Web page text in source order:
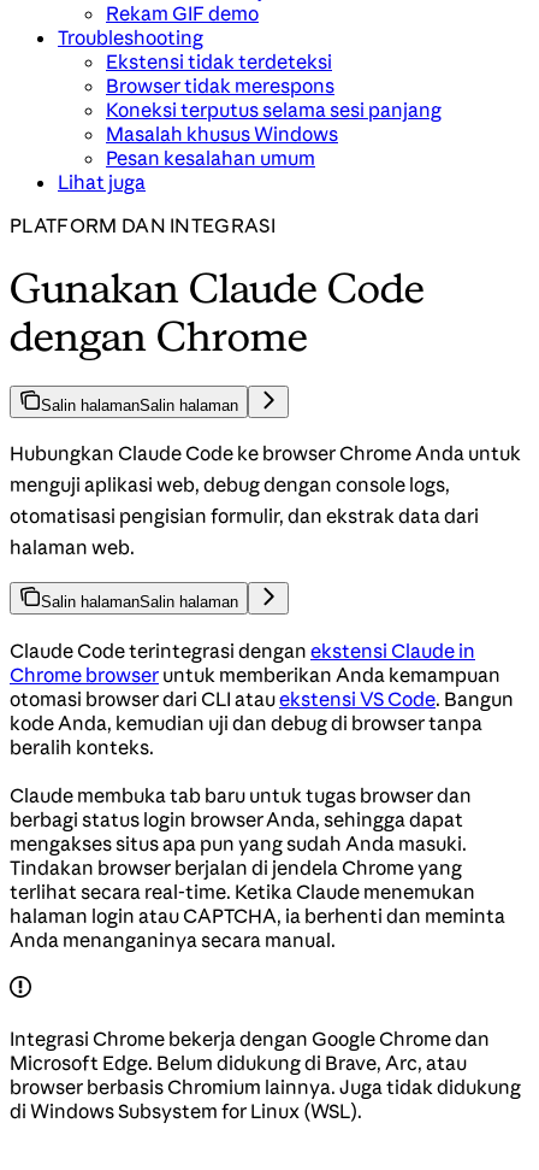
Rekam GIF demo
Troubleshooting
Ekstensi tidak terdeteksi
Browser tidak merespons
Koneksi terputus selama sesi panjang
Masalah khusus Windows
Pesan kesalahan umum
Lihat juga
PLATFORM DAN INTEGRASI
Gunakan Claude Code
dengan Chrome
Salin halamanSalin halaman
Hubungkan Claude Code ke browser Chrome Anda untuk
menguji aplikasi web, debug dengan console logs,
otomatisasi pengisian formulir, dan ekstrak data dari
halaman web.
Salin halamanSalin halaman
Claude Code terintegrasi dengan ekstensi Claude in
Chrome browser untuk memberikan Anda kemampuan
otomasi browser dari CLI atauekstensi VS Code. Bangun
kode Anda, kemudian uji dan debug di browser tanpa
beralih konteks.
Claude membuka tab baru untuk tugas browser dan
berbagi status login browser Anda, sehingga dapat
mengakses situs apa pun yang sudah Anda masuki.
Tindakan browser berjalan di jendela Chrome yang
terlihat secara real-time. Ketika Claude menemukan
halaman login atau CAPTCHA, ia berhenti dan meminta
Anda menanganinya secara manual.
Integrasi Chrome bekerja dengan Google Chrome dan
Microsoft Edge. Belum didukung di Brave, Arc, atau
browser berbasis Chromium lainnya. Juga tidak didukung
di Windows Subsystem for Linux (WSL).